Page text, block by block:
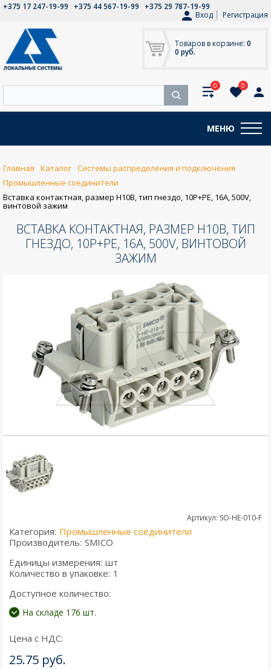
+375 17 247-19-99 +375 44 567-19-99
+375 29 787-19-99
Вход
Регистрация
Товаров в корзине: 0
0 руб.
0 0
МЕНЮ
Главная Каталог Системы распределения и подключения
Промышленные соединители
Вставка контактная, размер H10B, тип гнездо, 10P+PE, 16A, 500V,
винтовой зажим
ВСТАВКА КОНТАКТНАЯ, РАЗМЕР H10B, ТИП
ГНЕЗДО, 10P+PE, 16A, 500V, ВИНТОВОЙ
ЗАЖИМ
Артикул: SO-HE-010-F
Категория: Промышленные соединители
Производитель: SMICO
Единицы измерения: шт
Количество в упаковке: 1
Доступное количество:
На складе 176 шт.
Цена с НДС:
25.75 руб.